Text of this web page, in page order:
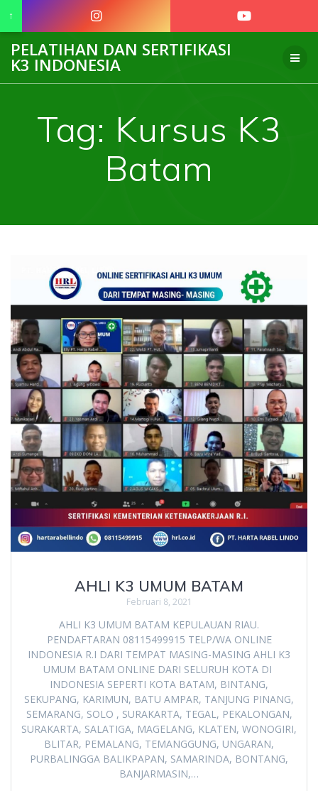
to
PELATIHAN DAN SERTIFIKASI
K3 INDONESIA
Tag: Kursus K3
Batam
AHLI K3 UMUM BATAM
Februari 8, 2021
AHLI K3 UMUM BATAM KEPULAUAN RIAU.
PENDAFTARAN 08115499915 TELP/WA ONLINE
INDONESIA R.I DARI TEMPAT MASING-MASING AHLI K3
UMUM BATAM ONLINE DARI SELURUH KOTA DI
INDONESIA SEPERTI KOTA BATAM, BINTANG,
SEKUPANG, KARIMUN, BATU AMPAR, TANJUNG PINANG,
SEMARANG, SOLO , SURAKARTA, TEGAL, PEKALONGAN,
SURAKARTA, SALATIGA, MAGELANG, KLATEN, WONOGIRI,
BLITAR, PEMALANG, TEMANGGUNG, UNGARAN,
PURBALINGGA BALIKPAPAN, SAMARINDA, BONTANG,
BANJARMASIN,…
↑